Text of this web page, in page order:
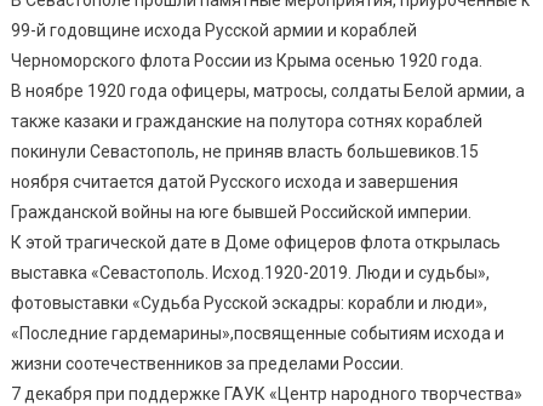
99-й годовщине исхода Русской армии и кораблей
Черноморского флота России из Крыма осенью 1920 года.
В ноябре 1920 года офицеры, матросы, солдаты Белой армии, а
также казаки и гражданские на полутора сотнях кораблей
покинули Севастополь, не приняв власть большевиков.15
ноября считается датой Русского исхода и завершения
Гражданской войны на юге бывшей Российской империи.
К этой трагической дате в Доме офицеров флота открылась
выставка «Севастополь. Исход.1920-2019. Люди и судьбы»,
фотовыставки «Судьба Русской эскадры: корабли и люди»,
«Последние гардемарины»,посвященные событиям исхода и
жизни соотечественников за пределами России.
7 декабря при поддержке ГАУК «Центр народного творчества»